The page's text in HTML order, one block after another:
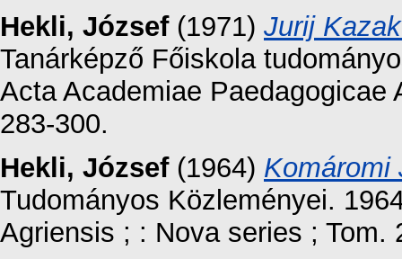
Hekli, József(1971) Jurij
Tanárképző Főiskola
Acta Academiae Paedagogicae
283-300.
Hekli, József(1964) Komáromi
Tudományos Közleményei.
Agriensis ; : Nova series ; Tom.